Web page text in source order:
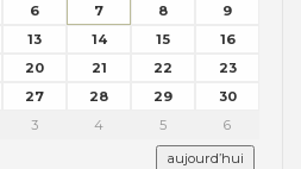
6 7 8
9
13 14 15
16
20 21 22
23
27 28 29
30
3 4 5 6
aujourd’hui